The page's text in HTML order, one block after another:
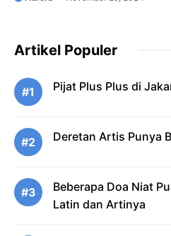
Artikel Populer
#1 Pijat Plus Plus di
#2 Deretan Artis Punya
#3
Beberapa Doa Niat
Latin dan Artinya